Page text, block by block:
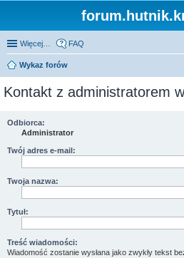
Więcej… FAQ
Wykaz forów
Kontakt z administratorem
Odbiorca:
Administrator
Twój adres e-mail:
Twoja nazwa:
Tytuł:
Treść wiadomości:
Wiadomość zostanie wysłana jako zwykły tekst